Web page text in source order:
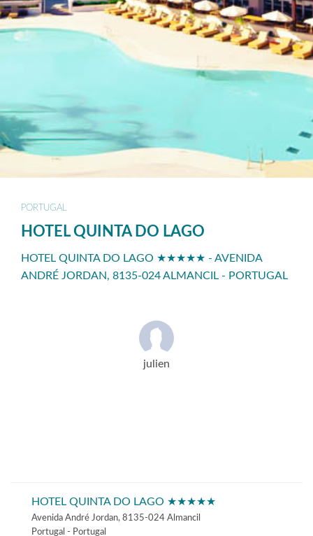
PORTUGAL
HOTEL QUINTA DO LAGO
HOTEL QUINTA DO LAGO ★★★★★ - AVENIDA
ANDRÉ JORDAN, 8135-024 ALMANCIL - PORTUGAL
julien
HOTEL QUINTA DO LAGO ★★★★★
Avenida André Jordan, 8135-024 Almancil
Portugal - Portugal